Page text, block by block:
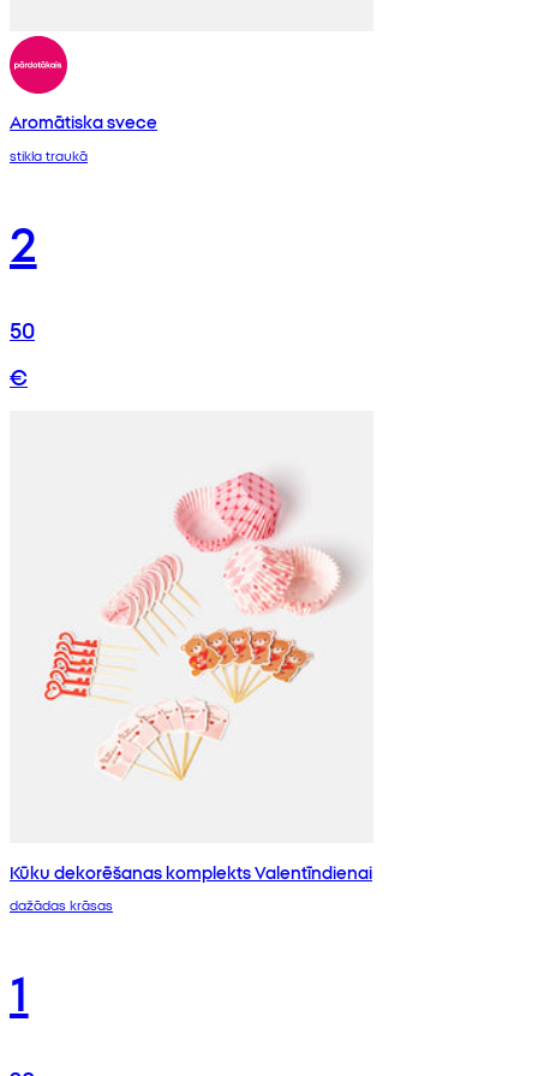
Aromātiska svece
stikla traukā
2
50
€
Kūku dekorēšanas komplekts Valentīndienai
dažādas krāsas
1